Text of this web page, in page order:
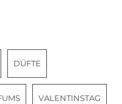
DÜFTE
VALENTINSTAG